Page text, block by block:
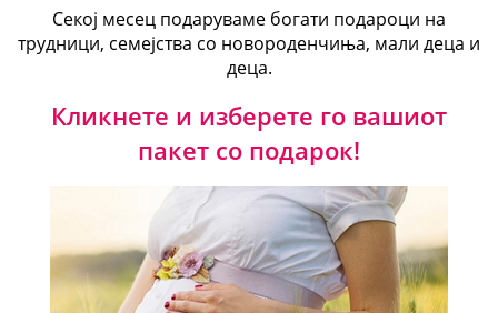
Секој месец подаруваме богати подароци на
трудници, семејства со новороденчиња, мали деца и
деца.
Кликнете и изберете го вашиот
пакет со подарок!